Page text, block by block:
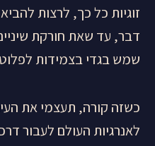
זוגיות כל כך, לרצות
דבר, עד שאת חורקת
שמש בגדי בצמידות
כשזה קורה, תעצמי את
לאנרגיות העולם לעבור